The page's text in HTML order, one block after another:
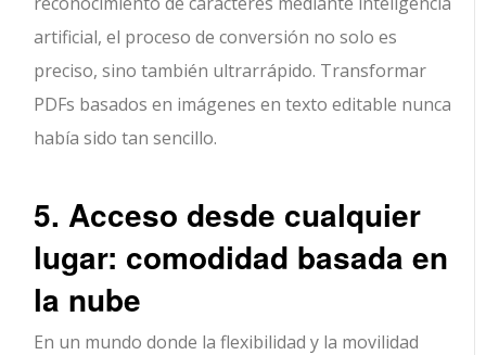
artificial, el proceso de conversión no solo es
preciso, sino también ultrarrápido. Transformar
PDFs basados en imágenes en texto editable nunca
había sido tan sencillo.
5. Acceso desde cualquier
lugar: comodidad basada en
la nube
En un mundo donde la flexibilidad y la movilidad